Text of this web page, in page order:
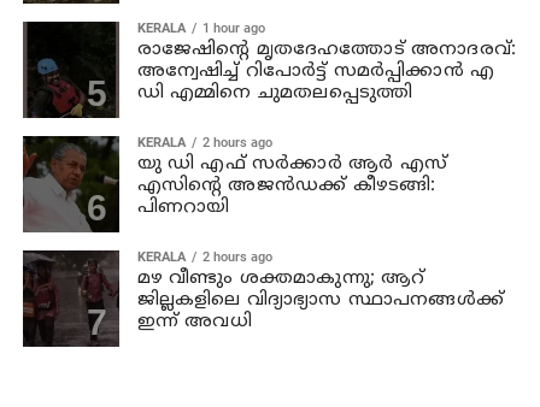
KERALA 1 hour ago
രാജേഷിന്റെ മൃതദേഹത്തോട് അനാദരവ്:
അന്വേഷിച്ച് റിപോര്‍ട്ട് സമര്‍പ്പിക്കാന്‍ എ
ഡി എമ്മിനെ ചുമതലപ്പെടുത്തി
KERALA 2 hours ago
യു ഡി എഫ് സര്‍ക്കാര്‍ ആര്‍ എസ്
എസിന്റെ അജന്‍ഡക്ക്‌ കീഴടങ്ങി:
പിണറായി
KERALA 2 hours ago
മഴ വീണ്ടും ശക്തമാകുന്നു; ആറ്
ജില്ലകളിലെ വിദ്യാഭ്യാസ സ്ഥാപനങ്ങള്‍ക്ക്
ഇന്ന് അവധി